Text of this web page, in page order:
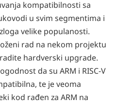
kompatibilnosti sa
u svim segmentima i
velike populanosti.
rad na nekom projektu
hardverski upgrade.
da su ARM i RISC-V
te je veoma
kod rađen za ARM na